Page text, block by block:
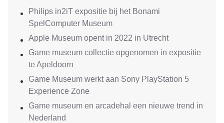
Philips in2iT expositie bij het Bonami
SpelComputer Museum
Apple Museum opent in 2022 in Utrecht
Game museum collectie opgenomen in expositie
te Apeldoorn
Game Museum werkt aan Sony PlayStation 5
Experience Zone
Game museum en arcadehal een nieuwe trend in
Nederland